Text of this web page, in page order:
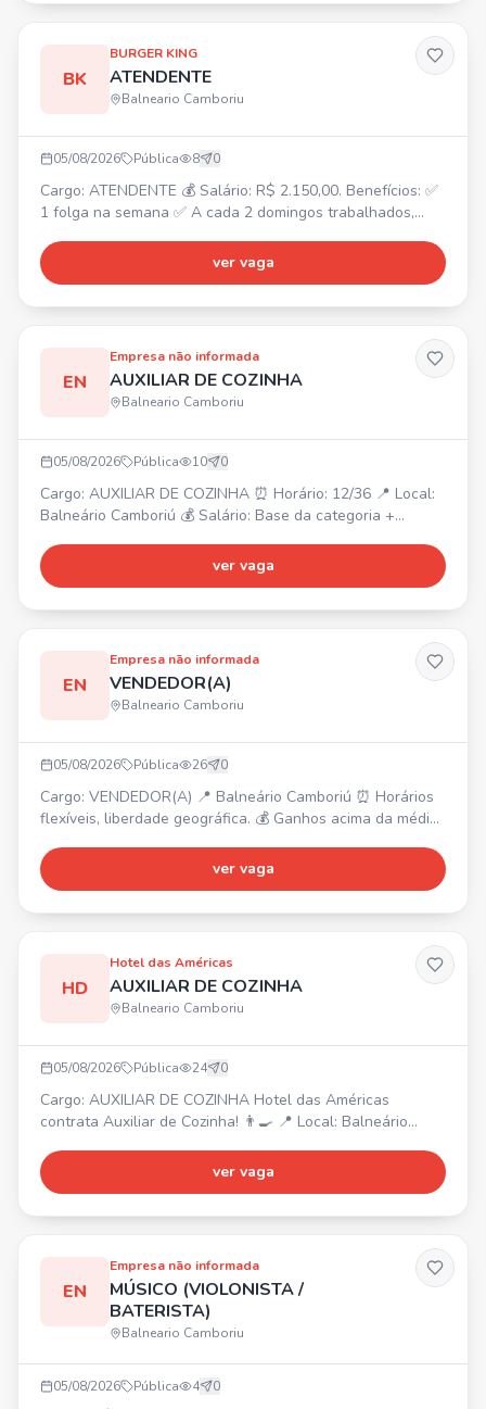
BK
BURGER KING
ATENDENTE
Balneario Camboriu
05/08/2026 Pública 8 0
Cargo: ATENDENTE 💰 Salário: R$ 2.150,00. Benefícios: ✅
1 folga na semana ✅ A cada 2 domingos trabalhados,
Farmácia São João ✅ Gympass ✅ Convênio com SESC ✅
Refeição no local ✅ VT caso deseje ✅ Hora extra paga
ver vaga
EN
Empresa não informada
AUXILIAR DE COZINHA
Balneario Camboriu
05/08/2026 Pública 10 0
Cargo: AUXILIAR DE COZINHA ⏰ Horário: 12/36 📍 Local:
Balneário Camboriú 💰 Salário: Base da categoria +
WhatsApp.
ver vaga
EN
Empresa não informada
VENDEDOR(A)
Balneario Camboriu
05/08/2026 Pública 26 0
Cargo: VENDEDOR(A) 📍 Balneário Camboriú ⏰ Horários
flexíveis, liberdade geográfica. 💰 Ganhos acima da média
anuais. ✨ Oferecemos plano de carreira. ✅ Requisitos:
Não exige experiência, ser comprometido, ter vontade de
ver vaga
HD
Hotel das Américas
AUXILIAR DE COZINHA
Balneario Camboriu
05/08/2026 Pública 24 0
Cargo: AUXILIAR DE COZINHA Hotel das Américas
contrata Auxiliar de Cozinha! 👨‍🍳 📍 Local: Balneário
dos alimentos, higienizar, cortar e organizar ingredientes,
apoiar a equipe de cozinha, manter a cozinha limpa e
ver vaga
EN
Empresa não informada
MÚSICO (VIOLONISTA /
BATERISTA)
Balneario Camboriu
05/08/2026 Pública 4 0